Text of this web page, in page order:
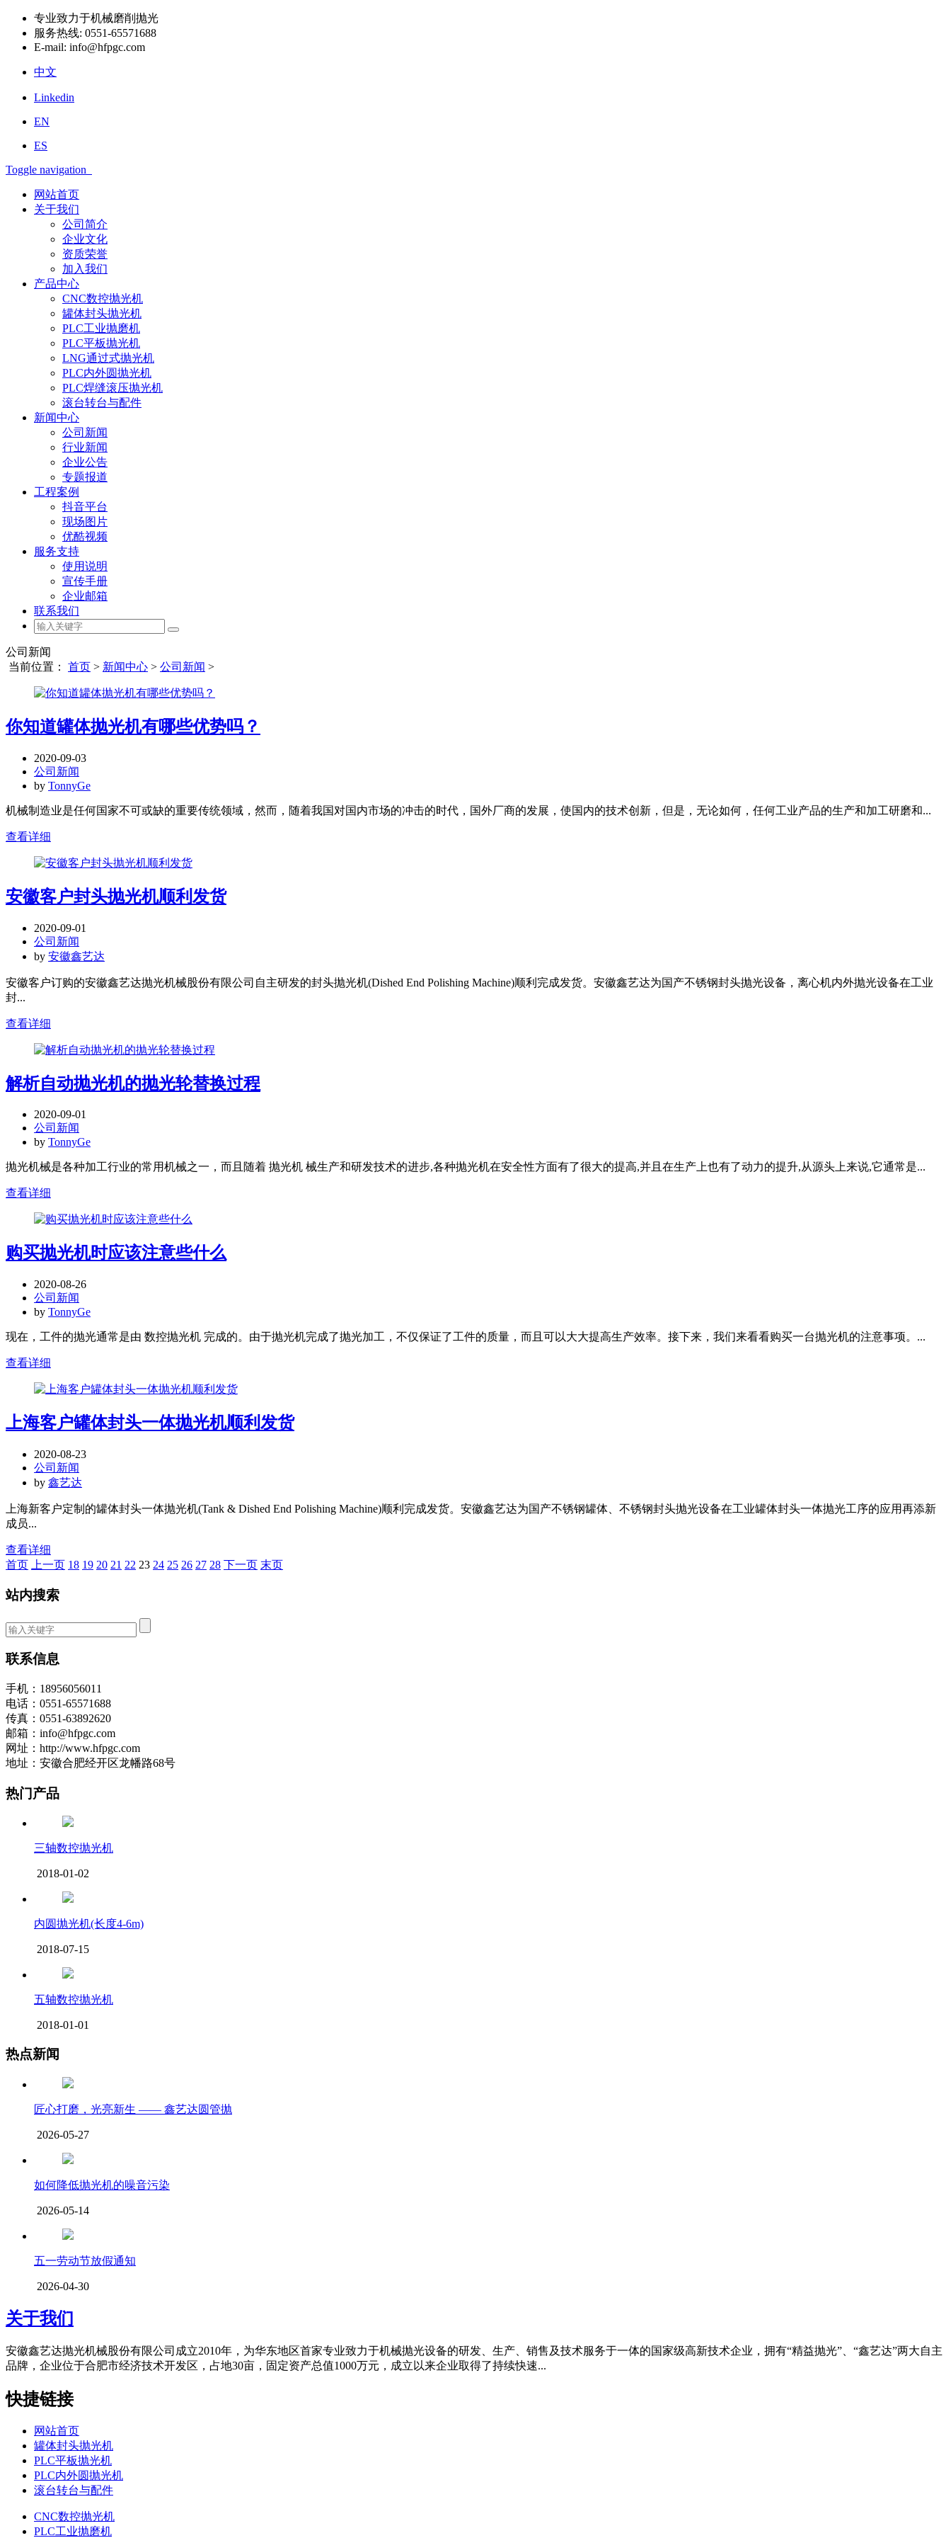
专业致力于机械磨削抛光
服务热线: 0551-65571688
E-mail: info@hfpgc.com
中文
Linkedin
EN
ES
Toggle navigation
网站首页
关于我们
公司简介
企业文化
资质荣誉
加入我们
产品中心
CNC数控抛光机
罐体封头抛光机
PLC工业抛磨机
PLC平板抛光机
LNG通过式抛光机
PLC内外圆抛光机
PLC焊缝滚压抛光机
滚台转台与配件
新闻中心
公司新闻
行业新闻
企业公告
专题报道
工程案例
抖音平台
现场图片
优酷视频
服务支持
使用说明
宣传手册
企业邮箱
联系我们
公司新闻
当前位置： 首页 > 新闻中心 > 公司新闻 >
你知道罐体抛光机有哪些优势吗？
2020-09-03
公司新闻
by TonnyGe
机械制造业是任何国家不可或缺的重要传统领域，然而，随着我国对国内市场的冲击的时代，国外厂商的发展，使国内的技术创新，但是，无论如何，任何工业产品的生产和加工研磨和...
查看详细
安徽客户封头抛光机顺利发货
2020-09-01
公司新闻
by 安徽鑫艺达
安徽客户订购的安徽鑫艺达抛光机械股份有限公司自主研发的封头抛光机​(Dished End Polishing Machine)顺利完成发货。安徽鑫艺达为国产不锈钢封头抛光设备，离心机内外抛光设备在工业
封...
查看详细
解析自动抛光机的抛光轮替换过程
2020-09-01
公司新闻
by TonnyGe
抛光机械是各种加工行业的常用机械之一，而且随着 抛光机 械生产和研发技术的进步,各种抛光机在安全性方面有了很大的提高,并且在生产上也有了动力的提升,从源头上来说,它通常是...
查看详细
购买抛光机时应该注意些什么
2020-08-26
公司新闻
by TonnyGe
现在，工件的抛光通常是由 数控抛光机 完成的。由于抛光机完成了抛光加工，不仅保证了工件的质量，而且可以大大提高生产效率。接下来，我们来看看购买一台抛光机的注意事项。...
查看详细
上海客户罐体封头一体抛光机顺利发货
2020-08-23
公司新闻
by 鑫艺达
上海新客户定制的罐体封头一体抛光机(Tank & Dished End Polishing Machine)顺利完成发货。安徽鑫艺达为国产不锈钢罐体、不锈钢封头抛光设备在工业罐体封头一体抛光工序的应用再添新
成员...
查看详细
首页
上一页 18 19 20 21 22 23 24 25 26 27 28 下一页 末页
站内搜索
联系信息
手机：18956056011
电话：0551-65571688
传真：0551-63892620
邮箱：info@hfpgc.com
网址：http://www.hfpgc.com
地址：安徽合肥经开区龙幡路68号
热门产品
三轴数控抛光机
2018-01-02
内圆抛光机(长度4-6m)
2018-07-15
五轴数控抛光机
2018-01-01
热点新闻
匠心打磨，光亮新生 —— 鑫艺达圆管抛
2026-05-27
如何降低抛光机的噪音污染
2026-05-14
五一劳动节放假通知
2026-04-30
关于我们
安徽鑫艺达抛光机械股份有限公司成立2010年，为华东地区首家专业致力于机械抛光设备的研发、生产、销售及技术服务于一体的国家级高新技术企业，拥有“精益抛光”、“鑫艺达”两大自主
品牌，企业位于合肥市经济技术开发区，占地30亩，固定资产总值1000万元，成立以来企业取得了持续快速...
快捷链接
网站首页
罐体封头抛光机
PLC平板抛光机
PLC内外圆抛光机
滚台转台与配件
CNC数控抛光机
PLC工业抛磨机